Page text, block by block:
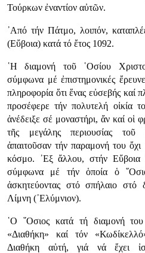
Τούρκων ἐναντίον αὐτῶν.
᾿Από τήν Πάτμο, λοιπόν,
(Εὔβοια) κατά τό ἔτος 1092.
῾Η διαμονή τοῦ ῾Οσίου
σύμφωνα μέ ἐπιστημονικές
πληροφορία ὅτι ἕνας εὐσεβής καί
προσέφερε τήν πολυτελή οἰκία
ἀνέδειξε σέ μοναστήρι, ἄν καί οἱ
τῆς μεγάλης περιουσίας τοῦ
ἀπαιτοῦσαν τήν παραμονή του
κόσμο. ᾿Εξ ἄλλου, στήν Εὔβοια
σύμφωνα μέ τήν ὁποία ὁ
ἀσκητεύοντας στό σπήλαιο στό
Λίμνη (᾿Ελύμνιον).
῾Ο ῞Οσιος κατά τή διαμονή
«Διαθήκη» καί τόν
Διαθήκη αὐτή, γιά νά ἔχει